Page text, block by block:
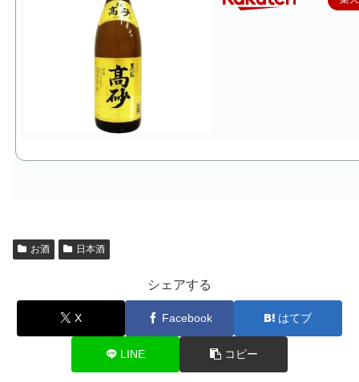
お酒 日本酒
シェアする
X Facebook はてブ
LINE コピー